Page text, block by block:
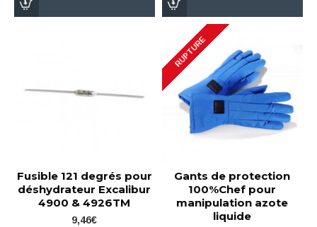
Fusible 121 degrés pour
déshydrateur Excalibur
4900 & 4926TM
9,46€
RUPTURE
Gants de protection
100%Chef pour
manipulation azote
liquide